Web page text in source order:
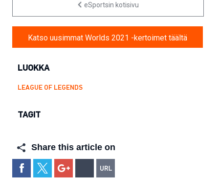
eSportsin kotisivu
Katso uusimmat Worlds 2021 -kertoimet täältä
LUOKKA
LEAGUE OF LEGENDS
TAGIT
Share this article on